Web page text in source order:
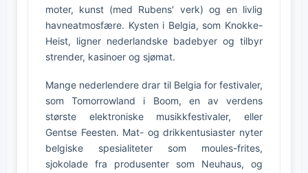
moter, kunst (med Rubens' verk) og en livlig
havneatmosfære. Kysten i Belgia, som Knokke-
Heist, ligner nederlandske badebyer og tilbyr
strender, kasinoer og sjømat.
Mange nederlendere drar til Belgia for festivaler,
som Tomorrowland i Boom, en av verdens
største elektroniske musikkfestivaler, eller
Gentse Feesten. Mat- og drikkentusiaster nyter
belgiske spesialiteter som moules-frites,
sjokolade fra produsenter som Neuhaus, og